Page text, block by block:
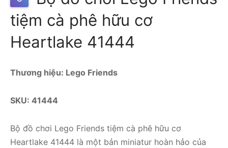
tiệm cà phê hữu cơ
Heartlake 41444
Thương hiệu: Lego Friends
SKU: 41444
Bộ đồ chơi Lego Friends tiệm cà phê hữu cơ
Heartlake 41444 là một bản miniatur hoàn hảo của